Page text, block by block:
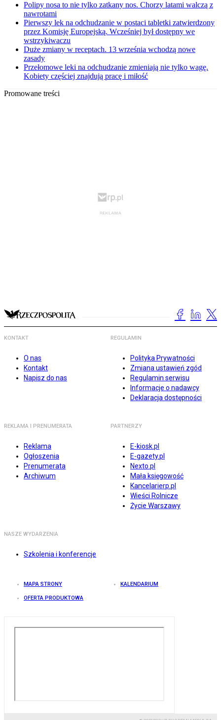
Polipy nosa to nie tylko zatkany nos. Chorzy latami walczą z
nawrotami
Pierwszy lek na odchudzanie w postaci tabletki zatwierdzony
przez Komisję Europejską. Wcześniej był dostępny we
wstrzykiwaczu
Duże zmiany w receptach. 13 września wchodzą nowe
zasady
Przełomowe leki na odchudzanie zmieniają nie tylko wagę.
Kobiety częściej znajdują pracę i miłość
Promowane treści
KONTAKT
O nas
Kontakt
Napisz do nas
REGULAMIN
Polityka Prywatności
Zmiana ustawień zgód
Regulamin serwisu
Informacje o nadawcy
Deklaracja dostępności
REKLAMA I PRENUMERATA
Reklama
Ogłoszenia
Prenumerata
Archiwum
PARTNERZY
E-kiosk.pl
E-gazety.pl
Nexto.pl
Mała księgowość
Kancelarierp.pl
Wieści Rolnicze
Życie Warszawy
NASZE WYDARZENIA
Szkolenia i konferencje
MAPA STRONY KALENDARIUM
OFERTA PRODUKTOWA